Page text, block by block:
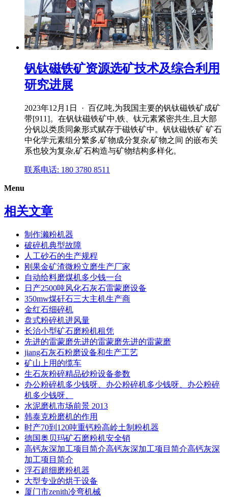
钒钛磁铁矿资源选矿技术及综合利用
研究进展
2023年12月1日 · 百亿吨,为我国主要的钒钛磁铁矿成矿
带[911]。在钒钛磁铁矿中,铁、钛元素紧密共生,且大部
分钒以类质同象形式赋存于磁铁矿中。钒钛磁铁矿 矿石
中化学元素组分繁多,矿物成分复杂,矿物之间 的嵌布关
系也较为复杂,矿石构造与矿物结构多样化。
联系电话: 180 3780 8511
Menu
相关文章
制作濑粉机器
破碎机典型故障
人工砂石的生产规程
刚果金矿渣微粉立磨生产厂家
自动给料磨煤机多少钱一台
日产2500吨风化石灰石雷蒙磨设备
350mw煤矸石三大主机生产商
金红石细碎机
盘式粉碎机进风量
长治小型矿石磨粉机租凭
先进的雷蒙磨先进的雷蒙磨先进的雷蒙磨
jiang石灰石粉磨设备和生产工艺
矿山上用的缆车
生石灰粉碎精品砂粉设备参数
办公粉碎机多少钱呀、办公粉碎机多少钱呀、办公粉碎
机多少钱呀、
水泥磨机市场前景 2013
韩泰克粉磨机的作用
时产70到120吨重钙粉高岭土制粉机器
德国奥贝玛矿石磨粉机安全销
高钙灰深加工项目简介高钙灰深加工项目简介高钙灰深
加工项目简介
浮石超细磨粉机器
大型专业的烘干设备
厦门市zenith冷弯机械